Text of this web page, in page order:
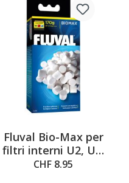
Fluval Bio-Max per
filtri interni U2, U3,
U4
CHF 8.95